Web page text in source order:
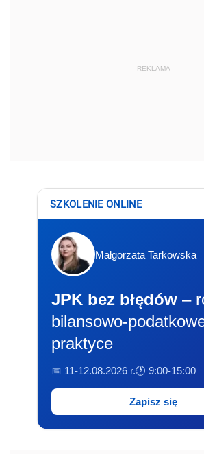
REKLAMA
SZKOLENIE ONLINE
Małgorzata Tarkowska
JPK bez błędów –
bilansowo-
praktyce
📅 11-12.08.2026 r.🕐 9:00-15:00
Zapisz się